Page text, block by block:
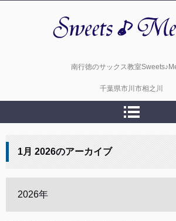
南行徳のサックス教室
千葉県市川市相之川
1月 2026のアーカイブ
2026年